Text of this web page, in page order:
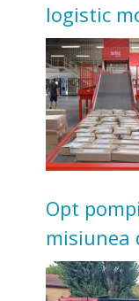
logistic
Investiție
Opt
misiunea
incendii